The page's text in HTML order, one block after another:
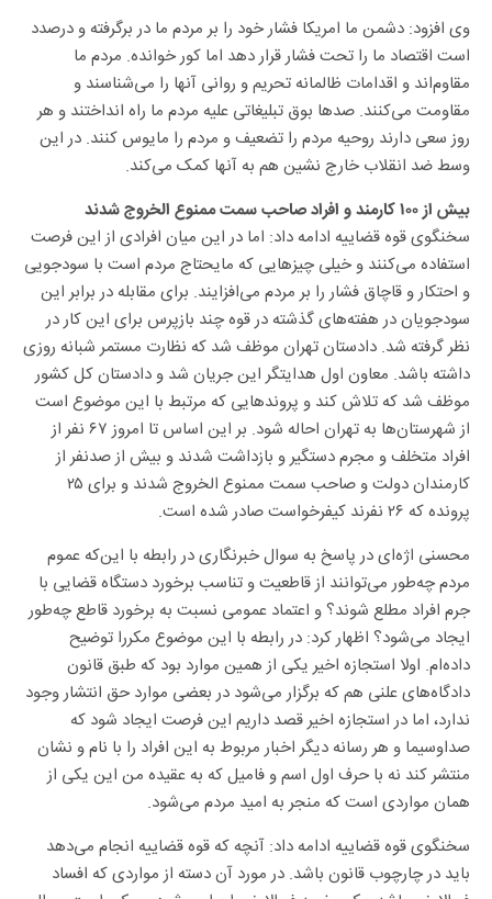
وی افزود: دشمن ما امریکا فشار خود را بر مردم ما در برگرفته و درصدد
است اقتصاد ما را تحت فشار قرار دهد اما کور خوانده. مردم ما
مقاوم‌اند و اقدامات ظالمانه تحریم و روانی آنها را می‌شناسند و
مقاومت می‌کنند. صدها بوق تبلیغاتی علیه مردم ما راه انداختند و هر
روز سعی دارند روحیه مردم را تضعیف و مردم را مایوس کنند. در این
وسط ضد انقلاب خارج نشین هم به آنها کمک می‌کند.
بیش از ۱۰۰ کارمند و افراد صاحب سمت ممنوع الخروج شدند
سخنگوی قوه قضاییه ادامه داد: اما در این میان افرادی از این فرصت
استفاده می‌کنند و خیلی چیزهایی که مایحتاج مردم است با سودجویی
و احتکار و قاچاق فشار را بر مردم می‌افزایند. برای مقابله در برابر این
سودجویان در هفته‌های گذشته در قوه چند بازپرس برای این کار در
نظر گرفته شد. دادستان تهران موظف شد که نظارت مستمر شبانه روزی
داشته باشد. معاون اول هدایتگر این جریان شد و دادستان کل کشور
موظف شد که تلاش کند و پروندهایی که مرتبط با این موضوع است
از شهرستان‌ها به تهران احاله شود. بر این اساس تا امروز ۶۷ نفر از
افراد متخلف و مجرم دستگیر و بازداشت شدند و بیش از صدنفر از
کارمندان دولت و صاحب سمت ممنوع الخروج شدند و برای ۲۵
پرونده که ۲۶ نفرند کیفرخواست صادر شده است.
محسنی اژه‌ای در پاسخ به سوال خبرنگاری در رابطه با این‌که عموم
مردم چه‌طور می‌توانند از قاطعیت و تناسب برخورد دستگاه قضایی با
جرم افراد مطلع شوند؟ و اعتماد عمومی نسبت به برخورد قاطع چه‌طور
ایجاد می‌شود؟ اظهار کرد: در رابطه با این موضوع مکررا توضیح
داده‌ام. اولا استجازه اخیر یکی از همین موارد بود که طبق قانون
دادگاه‌های علنی هم که برگزار می‌شود در بعضی موارد حق انتشار وجود
ندارد، اما در استجازه اخیر قصد داریم این فرصت ایجاد شود که
صداوسیما و هر رسانه دیگر اخبار مربوط به این افراد را با نام و نشان
منتشر کند نه با حرف اول اسم و فامیل که به عقیده من این یکی از
همان مواردی است که منجر به امید مردم می‌شود.
سخنگوی قوه قضاییه ادامه داد: آنچه که قوه قضاییه انجام می‌دهد
باید در چارچوب قانون باشد. در مورد آن دسته از مواردی که افساد